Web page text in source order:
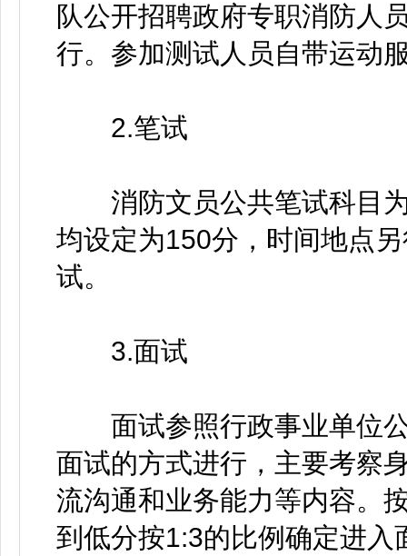
队公开招聘政府专职消防人
行。参加测试人员自带运动
2.笔试
消防文员公共笔试科目为
均设定为150分，时间地点
试。
3.面试
面试参照行政事业单位公
面试的方式进行，主要考察
流沟通和业务能力等内容。
到低分按1:3的比例确定进